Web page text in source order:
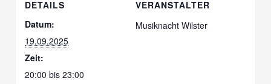
DETAILS
Datum:
19.09.2025
Zeit:
20:00 bis 23:00
VERANSTALTER
Musiknacht Wilster